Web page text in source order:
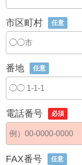
市区町村 任意
番地 任意
電話番号 必須
FAX番号 任意